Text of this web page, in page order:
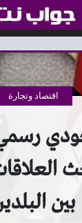
بين
اقتصاد وتجارة